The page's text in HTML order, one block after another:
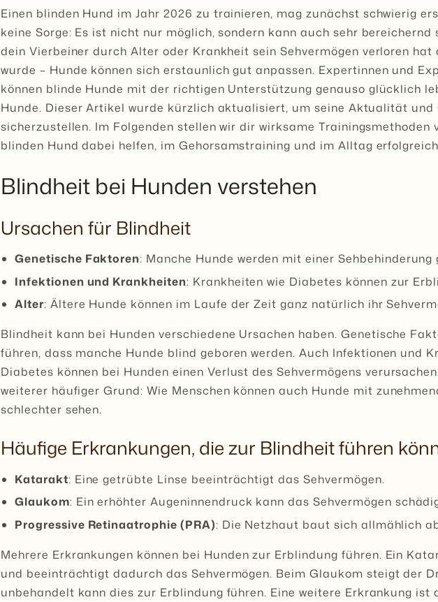
Einen blinden Hund im Jahr 2026 zu trainieren, mag zunächst schwierig
keine Sorge: Es ist nicht nur möglich, sondern kann auch sehr bereichernd
dein Vierbeiner durch Alter oder Krankheit sein Sehvermögen verloren hat
wurde – Hunde können sich erstaunlich gut anpassen. Expertinnen und
können blinde Hunde mit der richtigen Unterstützung genauso glücklich
Hunde. Dieser Artikel wurde kürzlich aktualisiert, um seine Aktualität und
sicherzustellen. Im Folgenden stellen wir dir wirksame Trainingsmethoden
blinden Hund dabei helfen, im Gehorsamstraining und im Alltag
Blindheit bei Hunden verstehen
Ursachen für Blindheit
Genetische Faktoren: Manche Hunde werden mit einer Sehbehinderung
Infektionen und Krankheiten: Krankheiten wie Diabetes können zur
Alter: Ältere Hunde können im Laufe der Zeit ganz natürlich ihr
Blindheit kann bei Hunden verschiedene Ursachen haben. Genetische
führen, dass manche Hunde blind geboren werden. Auch Infektionen und
Diabetes können bei Hunden einen Verlust des Sehvermögens
weiterer häufiger Grund: Wie Menschen können auch Hunde mit
schlechter sehen.
Häufige Erkrankungen, die zur Blindheit führen
Katarakt: Eine getrübte Linse beeinträchtigt das Sehvermögen.
Glaukom: Ein erhöhter Augeninnendruck kann das Sehvermögen
Progressive Retinaatrophie (PRA): Die Netzhaut baut sich allmählich
Mehrere Erkrankungen können bei Hunden zur Erblindung führen. Ein
und beeinträchtigt dadurch das Sehvermögen. Beim Glaukom steigt der
unbehandelt kann dies zur Erblindung führen. Eine weitere Erkrankung ist